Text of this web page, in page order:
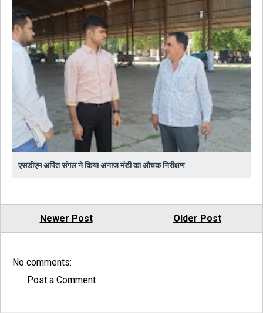
एसडीएम अर्पित संगल ने किया अनाज मंडी का औचक निरीक्षण
Newer Post Older Post
No comments:
Post a Comment